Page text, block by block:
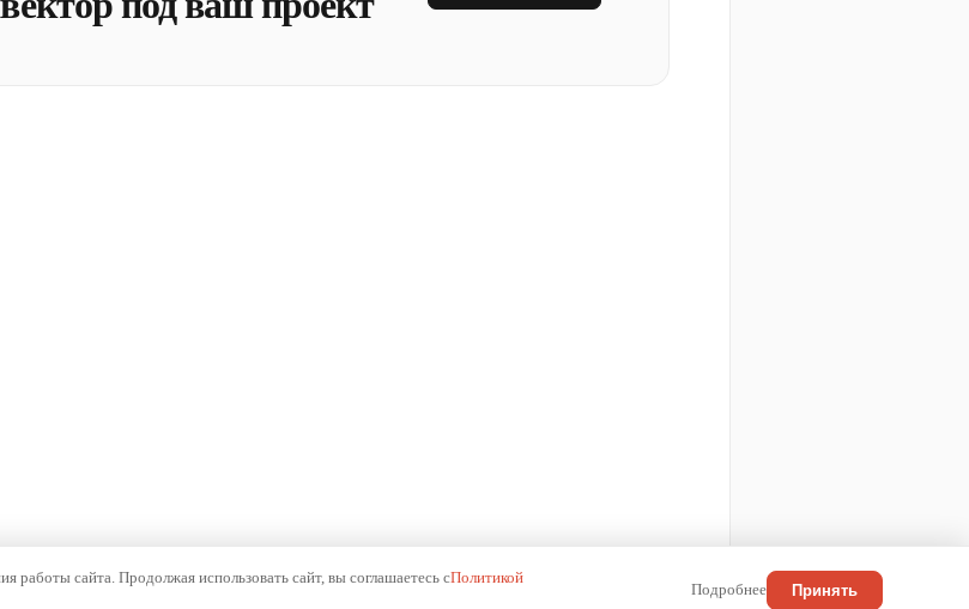
сайта. Продолжая использовать сайт, вы соглашаетесь сПолитикой
Подробнее Принять